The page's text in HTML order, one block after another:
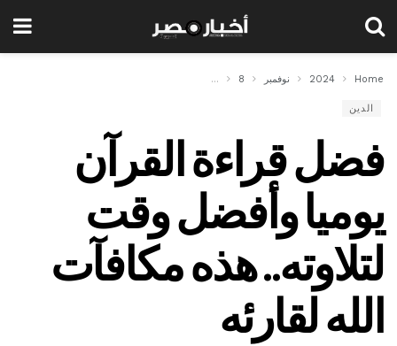
Home
2024 نوفمبر 8 فضل قراءة القرآن يوميا وأفضل وقت لتلاوته.. هذه
الدين
فضل قراءة القرآن
يوميا وأفضل وقت
لتلاوته.. هذه مكافآت
الله لقارئه